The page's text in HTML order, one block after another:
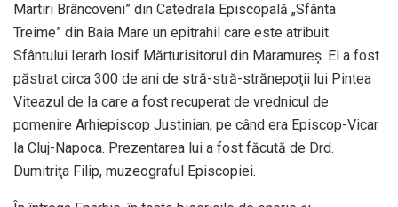
Martiri Brâncoveni” din Catedrala Episcopală „Sfânta
Treime” din Baia Mare un epitrahil care este atribuit
Sfântului Ierarh Iosif Mărturisitorul din Maramureş. El a fost
păstrat circa 300 de ani de stră-stră-strănepoţii lui Pintea
Viteazul de la care a fost recuperat de vrednicul de
pomenire Arhiepiscop Justinian, pe când era Episcop-Vicar
la Cluj-Napoca. Prezentarea lui a fost făcută de Drd.
Dumitriţa Filip, muzeograful Episcopiei.